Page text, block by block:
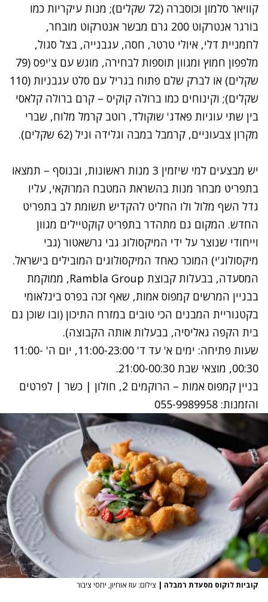
קוויאר סלמון וכוסברה (72 שקלים); מנות עיקריות כמו
בורגר אנטרקוט 200 גרם מבשר אנטרקוט מובחר,
לחמניית דלי, איולי טרטר, חסה, עגבנייה, בצל סגול,
מלפפון חמוץ ומגוון תוספות לבחירה, מוגש עם צ'יפס (79
שקלים) או לברק שלם פתוח בגריל עם סלט עגבניות (110
שקלים); וקינוחים כמו ברולה קוקיס – קרם ברולה קלאסי
בין שתי עוגיות פאדג' שוקולד, רוטב קרמל מלוח, שברי
מקרון צבעוניים, קרמבל במבה וגלידה וניל (62 שקלים).
יש מבצעים למי שיזמין 3 מנות ראשונות, ובנוסף – תמצאו
בתפריט מבחר מנות בהשראת המטבח המרוקאי, עליו
גדל השף מלול ולו החליט להקדיש תשומת לב בתפריט
החדש. המקום גם מתהדר בתפריט קוקטיילים מגוון
וייחודי שנוצר על ידי המיקסולוג גבי גרשאטור (גבי
מיקסולוג'י) המוכר כאחד המיקסולוגים המובילים בישראל.
המסעדה, בבעלות קבוצת Rambla Group, ממוקמת
בבניין המרשים קמפוס אמות, שאף זכה בפרס בינלאומי
בקטגוריית המבנים הכי טובים במזרח התיכון (ובו שוכן גם
בית הקפה גאליסיה, בבעלות אותה הקבוצה).
שעות פתיחה: ימים א' עד ד' 11:00-23:00, יום ה' 11:00-
00:30, מוצאי שבת 21:00-00:30.
בניין קמפוס אמות – הרוקמים 2, חולון | כשר | לפרטים
והזמנות: 055-9989958
קוביות לוקוס מסעדת רמבלה | צילום: עוז אוחיון, יחסי ציבור